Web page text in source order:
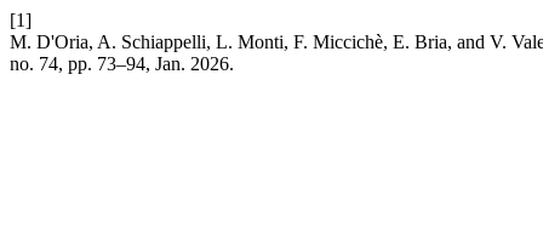
[1]
M. D'Oria, A. Schiappelli, L. Monti, F. Miccichè, E. Bria, and V.
no. 74, pp. 73–94, Jan. 2026.